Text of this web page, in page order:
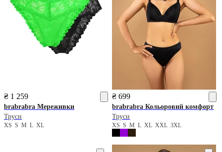
₴ 1 259
brabrabra Мереживки
Труси
XS S M L XL
₴ 699
brabrabra Кольоровий комфорт
Труси
XSSMLXLXXL3XL